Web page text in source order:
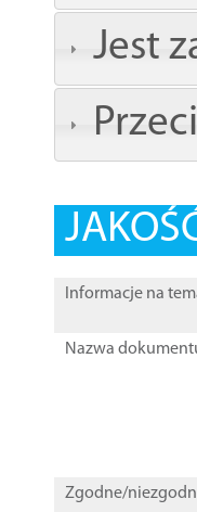
Jest
Informacje na
Nazwa
Zgodne/